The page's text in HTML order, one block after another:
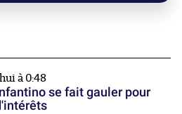
à 0:48
se fait gauler pour